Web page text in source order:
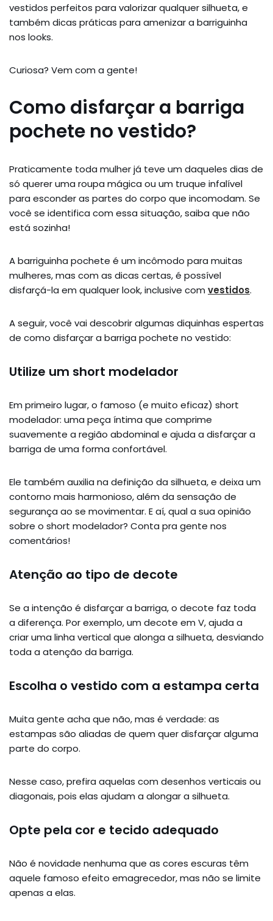
vestidos perfeitos para valorizar qualquer silhueta, e
também dicas práticas para amenizar a barriguinha
nos looks.
Curiosa? Vem com a gente!
Como disfarçar a barriga
pochete no vestido?
Praticamente toda mulher já teve um daqueles dias de
só querer uma roupa mágica ou um truque infalível
para esconder as partes do corpo que incomodam. Se
você se identifica com essa situação, saiba que não
está sozinha!
A barriguinha pochete é um incômodo para muitas
mulheres, mas com as dicas certas, é possível
disfarçá-la em qualquer look, inclusive com vestidos.
A seguir, você vai descobrir algumas diquinhas espertas
de como disfarçar a barriga pochete no vestido:
Utilize um short modelador
Em primeiro lugar, o famoso (e muito eficaz) short
modelador: uma peça íntima que comprime
suavemente a região abdominal e ajuda a disfarçar a
barriga de uma forma confortável.
Ele também auxilia na definição da silhueta, e deixa um
contorno mais harmonioso, além da sensação de
segurança ao se movimentar. E aí, qual a sua opinião
sobre o short modelador? Conta pra gente nos
comentários!
Atenção ao tipo de decote
Se a intenção é disfarçar a barriga, o decote faz toda
a diferença. Por exemplo, um decote em V, ajuda a
criar uma linha vertical que alonga a silhueta, desviando
toda a atenção da barriga.
Escolha o vestido com a estampa certa
Muita gente acha que não, mas é verdade: as
estampas são aliadas de quem quer disfarçar alguma
parte do corpo.
Nesse caso, prefira aquelas com desenhos verticais ou
diagonais, pois elas ajudam a alongar a silhueta.
Opte pela cor e tecido adequado
Não é novidade nenhuma que as cores escuras têm
aquele famoso efeito emagrecedor, mas não se limite
apenas a elas.